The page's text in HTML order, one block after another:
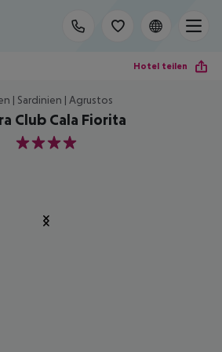
Hotel teilen
| Sardinien | Agrustos
Club Cala Fiorita
4